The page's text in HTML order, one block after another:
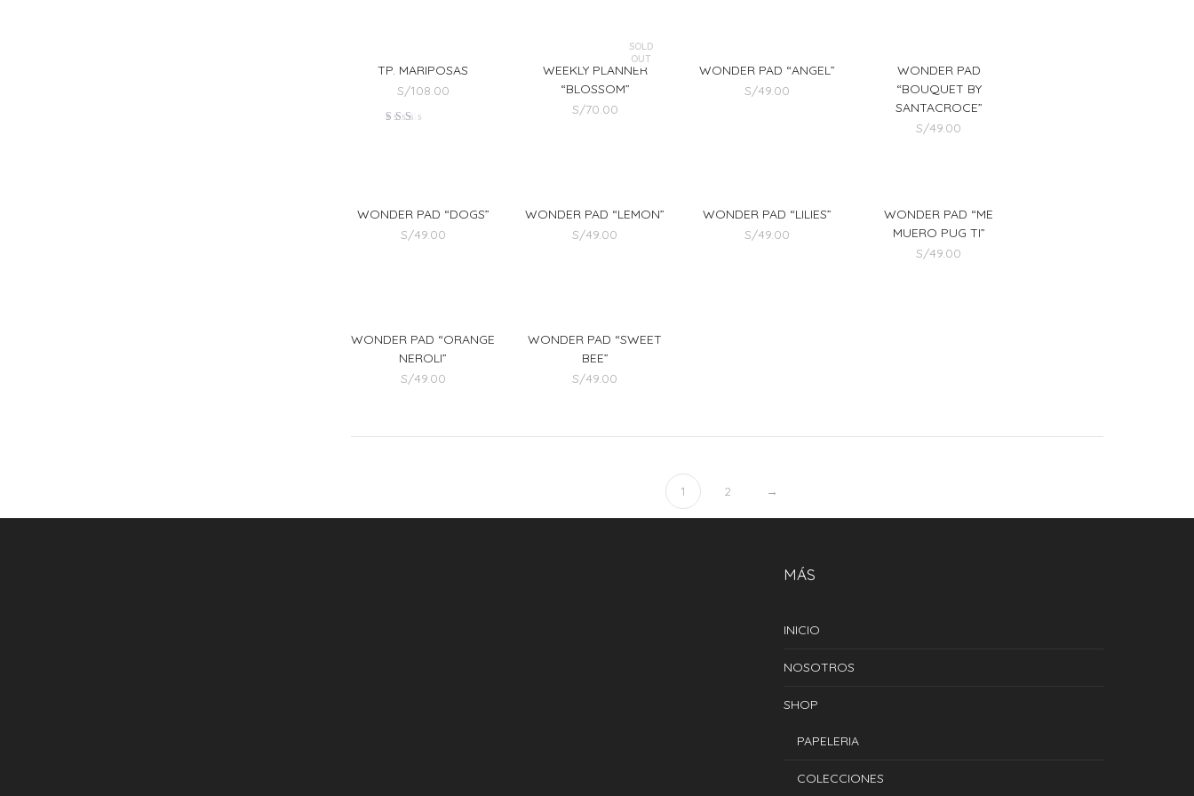
TP. MARIPOSAS
S/108.00
SOLD
OUT
WEEKLY PLANNER
“BLOSSOM”
S/70.00
WONDER PAD “ANGEL”
S/49.00
WONDER PAD
“BOUQUET BY
SANTACROCE”
S/49.00
WONDER PAD “DOGS”
S/49.00
WONDER PAD “LEMON”
S/49.00
WONDER PAD “LILIES”
S/49.00
WONDER PAD “ME
MUERO PUG TI”
S/49.00
WONDER PAD “ORANGE
NEROLI”
S/49.00
WONDER PAD “SWEET
BEE”
S/49.00
1 2 →
MÁS
INICIO
NOSOTROS
SHOP
PAPELERIA
COLECCIONES